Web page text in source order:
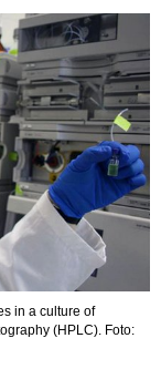
in a culture of
(HPLC). Foto: